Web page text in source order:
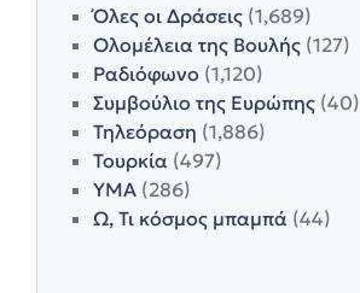
Όλες οι Δράσεις (1,689)
Ολομέλεια της Βουλής (127)
Ραδιόφωνο (1,120)
Συμβούλιο της Ευρώπης (40)
Τηλεόραση (1,886)
Τουρκία (497)
ΥΜΑ (286)
Ω, Τι κόσμος μπαμπά (44)